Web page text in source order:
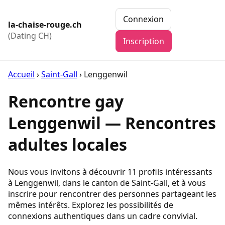
la-chaise-rouge.ch
(Dating CH)
Connexion
Inscription
Accueil ›Saint-Gall › Lenggenwil
Rencontre gay
Lenggenwil — Rencontres
adultes locales
Nous vous invitons à découvrir 11 profils intéressants
à Lenggenwil, dans le canton de Saint-Gall, et à vous
inscrire pour rencontrer des personnes partageant les
mêmes intérêts. Explorez les possibilités de
connexions authentiques dans un cadre convivial.